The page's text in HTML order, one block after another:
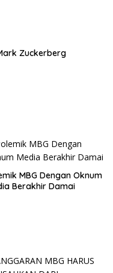
Zuckerberg
MBG Dengan Oknum
Berakhir Damai